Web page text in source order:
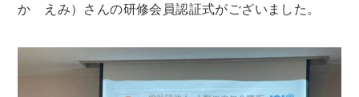
か えみ）さんの研修会員認証式がございました。